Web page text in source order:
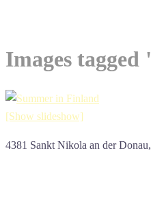
Images
[Show slideshow]
4381 Sankt Nikola an der